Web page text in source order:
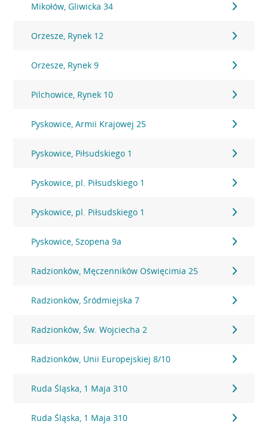
Mikołów, Gliwicka 34
Orzesze, Rynek 12
Orzesze, Rynek 9
Pilchowice, Rynek 10
Pyskowice, Armii Krajowej 25
Pyskowice, Piłsudskiego 1
Pyskowice, pl. Piłsudskiego 1
Pyskowice, pl. Piłsudskiego 1
Pyskowice, Szopena 9a
Radzionków, Męczenników Oświęcimia 25
Radzionków, Śródmiejska 7
Radzionków, Św. Wojciecha 2
Radzionków, Unii Europejskiej 8/10
Ruda Śląska, 1 Maja 310
Ruda Śląska, 1 Maja 310